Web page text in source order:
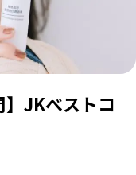
】JKべストコ